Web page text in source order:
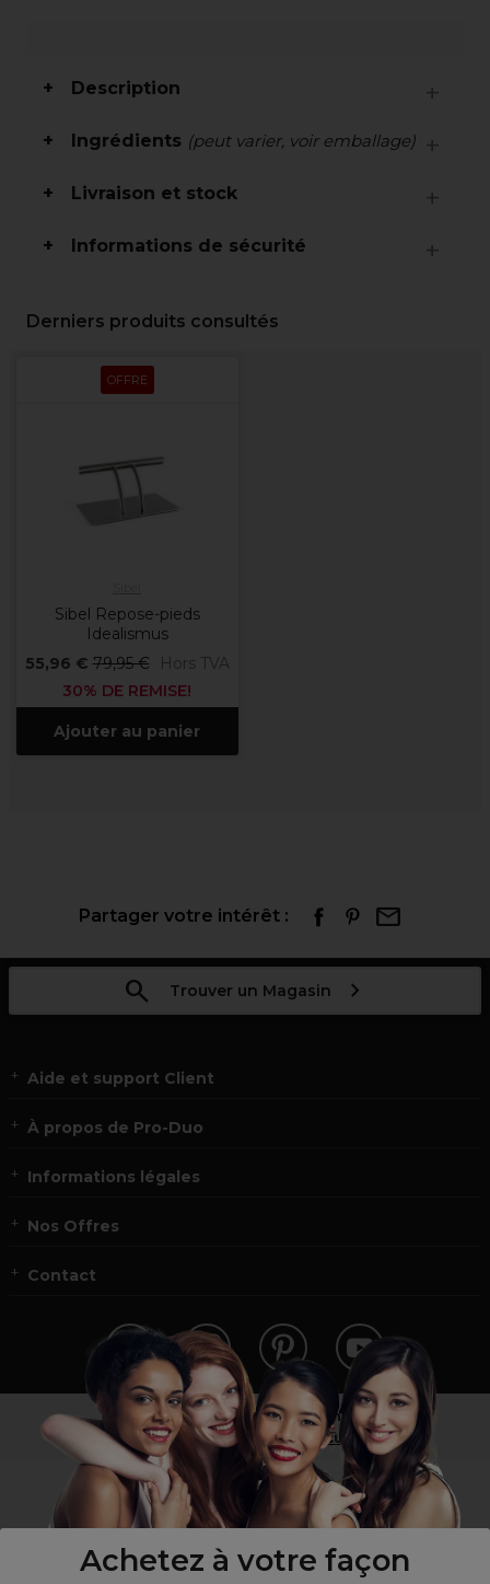
Achetez à votre façon
Description
Ingrédients (peut varier, voir emballage)
Livraison et stock
Informations de sécurité
Derniers produits consultés
OFFRE
Sibel Repose-pieds
Idealismus
55,96 € 79,95 €
Hors TVA
30% DE REMISE!
Ajouter au panier
Partager votre intérêt :
Trouver un Magasin
Aide et support Client
À propos de Pro-Duo
Informations légales
Nos Offres
Contact
Vous n’êtes pas un professionnel ?
Visitez notre site pour les particuliers!